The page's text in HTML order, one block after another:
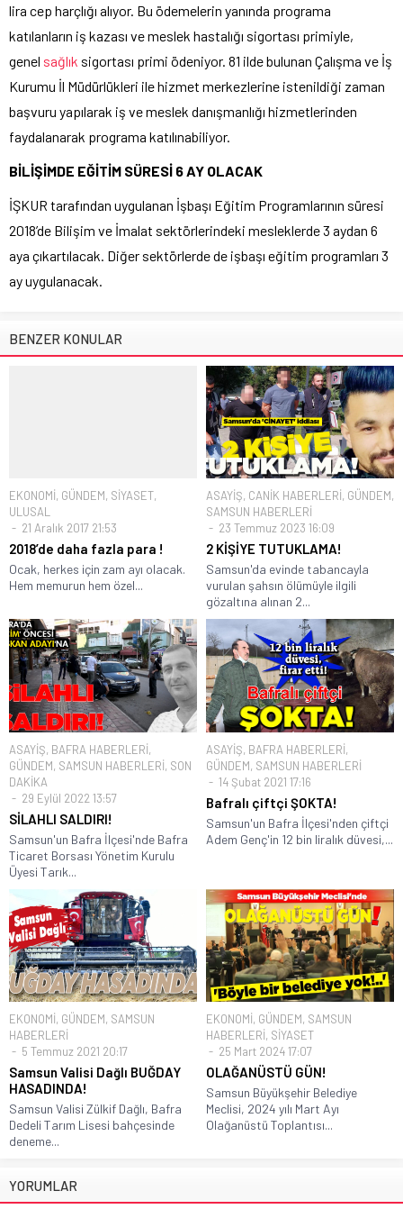
lira cep harçlığı alıyor. Bu ödemelerin yanında programa
katılanların iş kazası ve meslek hastalığı sigortası primiyle,
genel sağlık sigortası primi ödeniyor. 81 ilde bulunan Çalışma ve İş
Kurumu İl Müdürlükleri ile hizmet merkezlerine istenildiği zaman
başvuru yapılarak iş ve meslek danışmanlığı hizmetlerinden
faydalanarak programa katılınabiliyor.
BİLİŞİMDE EĞİTİM SÜRESİ 6 AY OLACAK
İŞKUR tarafından uygulanan İşbaşı Eğitim Programlarının süresi
2018’de Bilişim ve İmalat sektörlerindeki mesleklerde 3 aydan 6
aya çıkartılacak. Diğer sektörlerde de işbaşı eğitim programları 3
ay uygulanacak.
BENZER KONULAR
EKONOMİ, GÜNDEM, SİYASET,
ULUSAL
21 Aralık 2017 21:53
2018’de daha fazla para !
Ocak, herkes için zam ayı olacak.
Hem memurun hem özel...
ASAYİŞ, CANİK HABERLERİ, GÜNDEM,
SAMSUN HABERLERİ
23 Temmuz 2023 16:09
2 KİŞİYE TUTUKLAMA!
Samsun'da evinde tabancayla
vurulan şahsın ölümüyle ilgili
gözaltına alınan 2...
ASAYİŞ, BAFRA HABERLERİ,
GÜNDEM, SAMSUN HABERLERİ, SON
DAKİKA
29 Eylül 2022 13:57
SİLAHLI SALDIRI!
Samsun'un Bafra İlçesi'nde Bafra
Ticaret Borsası Yönetim Kurulu
Üyesi Tarık...
ASAYİŞ, BAFRA HABERLERİ,
GÜNDEM, SAMSUN HABERLERİ
14 Şubat 2021 17:16
Bafralı çiftçi ŞOKTA!
Samsun'un Bafra İlçesi'nden çiftçi
Adem Genç'in 12 bin liralık düvesi,...
EKONOMİ, GÜNDEM, SAMSUN
HABERLERİ
5 Temmuz 2021 20:17
Samsun Valisi Dağlı BUĞDAY
HASADINDA!
Samsun Valisi Zülkif Dağlı, Bafra
Dedeli Tarım Lisesi bahçesinde
deneme...
EKONOMİ, GÜNDEM, SAMSUN
HABERLERİ, SİYASET
25 Mart 2024 17:07
OLAĞANÜSTÜ GÜN!
Samsun Büyükşehir Belediye
Meclisi, 2024 yılı Mart Ayı
Olağanüstü Toplantısı...
YORUMLAR